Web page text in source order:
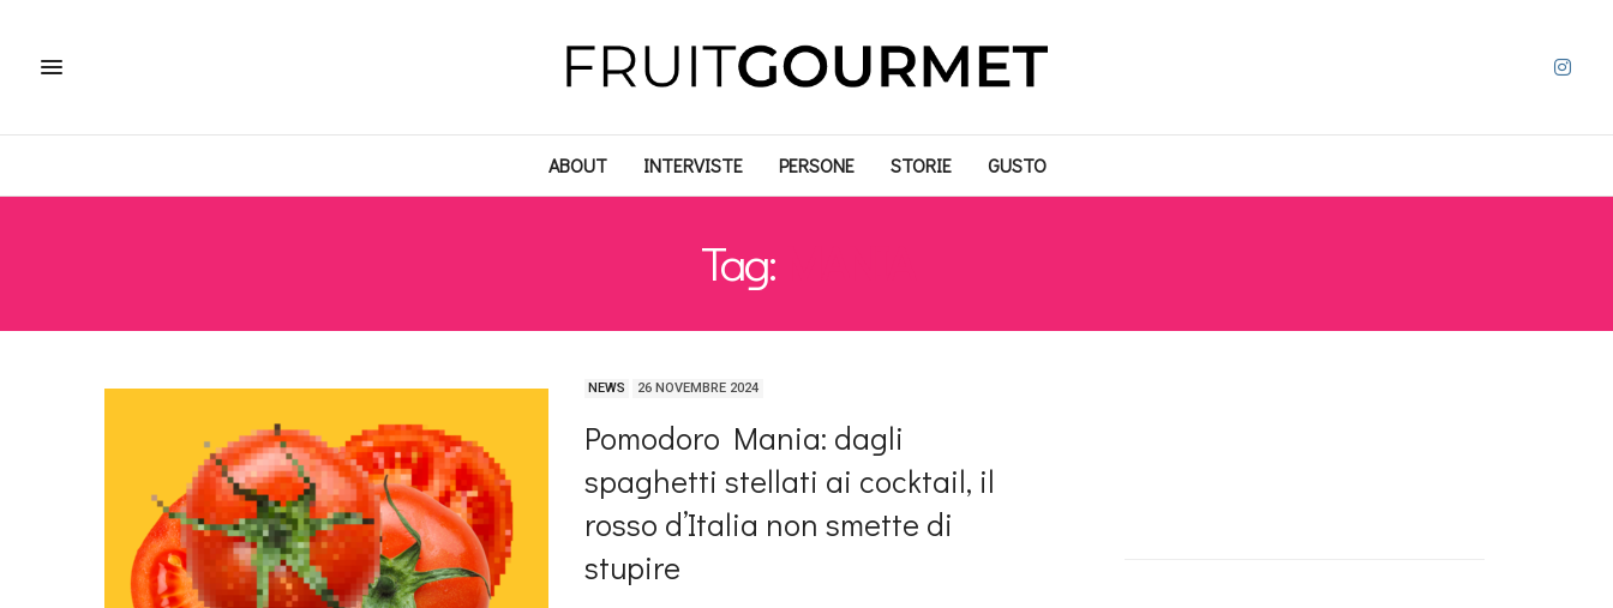
ABOUT INTERVISTE PERSONE STORIE GUSTO
Tag:
NEWS 26 NOVEMBRE 2024
Pomodoro Mania: dagli
spaghetti stellati ai cocktail, il
rosso d’Italia non smette di
stupire